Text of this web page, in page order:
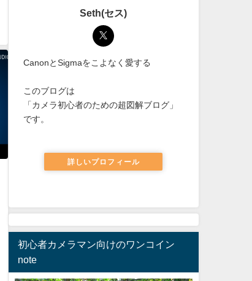
Seth(セス)
CanonとSigmaをこよなく愛する
このブログは
「カメラ初心者のための超図解ブログ」
です。
詳しいプロフィール
初心者カメラマン向けのワンコイン
note